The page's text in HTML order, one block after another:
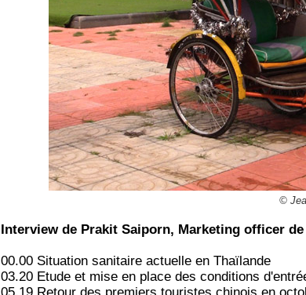
©
Interview de Prakit Saiporn, Marketing officer
00.00 Situation sanitaire actuelle en Thaïlande
03.20 Etude et mise en place des conditions